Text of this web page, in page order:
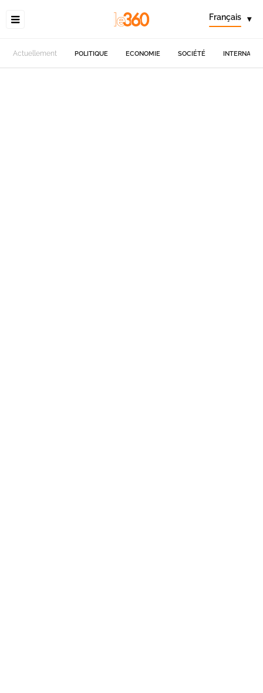
Français ▾
Actuellement POLITIQUE ECONOMIE SOCIÉTÉ